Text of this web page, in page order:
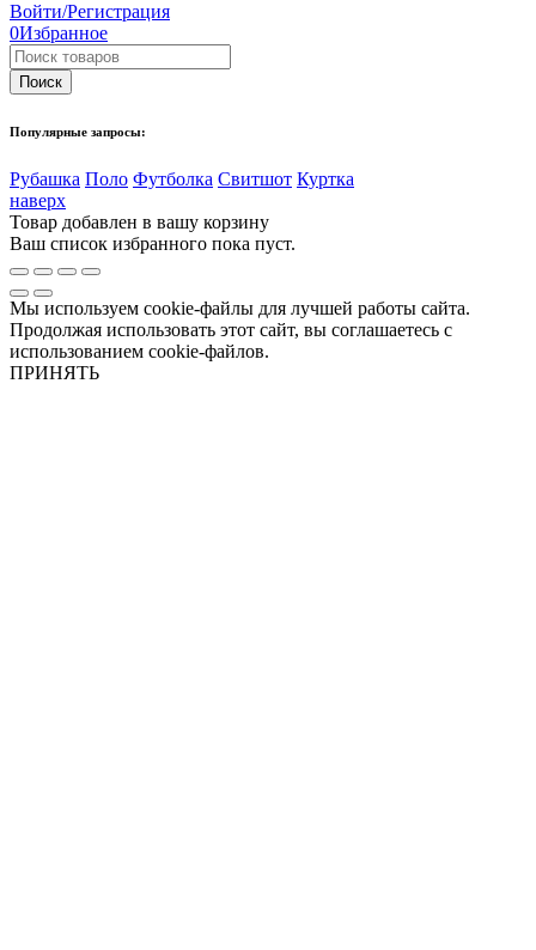
Войти/Регистрация
0Избранное
Популярные запросы:
Рубашка Поло Футболка Свитшот Куртка
наверх
Товар добавлен в вашу корзину
Ваш список избранного пока пуст.
Мы используем cookie-файлы для лучшей работы сайта.
Продолжая использовать этот сайт, вы соглашаетесь с
использованием cookie-файлов.
ПРИНЯТЬ